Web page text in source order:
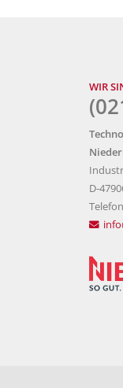
WIR
D-